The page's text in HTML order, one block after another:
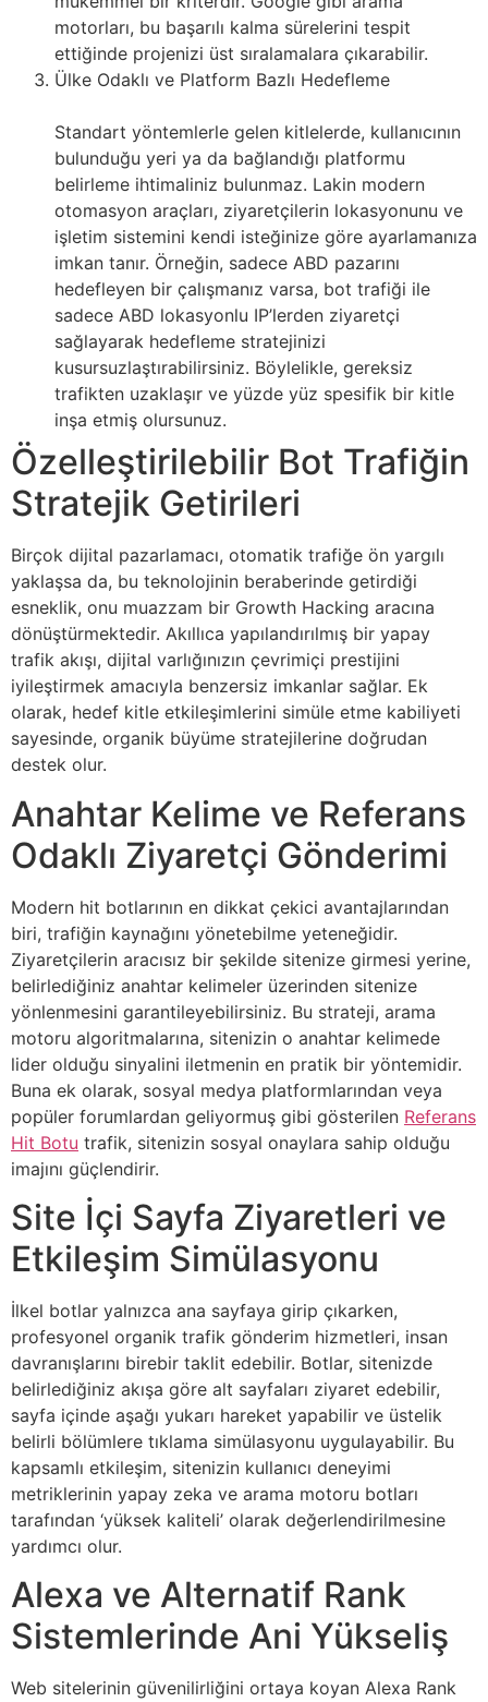
motorları, bu başarılı kalma sürelerini tespit
ettiğinde projenizi üst sıralamalara çıkarabilir.
Ülke Odaklı ve Platform Bazlı Hedefleme
Standart yöntemlerle gelen kitlelerde, kullanıcının
bulunduğu yeri ya da bağlandığı platformu
belirleme ihtimaliniz bulunmaz. Lakin modern
otomasyon araçları, ziyaretçilerin lokasyonunu ve
işletim sistemini kendi isteğinize göre ayarlamanıza
imkan tanır. Örneğin, sadece ABD pazarını
hedefleyen bir çalışmanız varsa, bot trafiği ile
sadece ABD lokasyonlu IP’lerden ziyaretçi
sağlayarak hedefleme stratejinizi
kusursuzlaştırabilirsiniz. Böylelikle, gereksiz
trafikten uzaklaşır ve yüzde yüz spesifik bir kitle
inşa etmiş olursunuz.
Özelleştirilebilir Bot Trafiğin
Stratejik Getirileri
Birçok dijital pazarlamacı, otomatik trafiğe ön yargılı
yaklaşsa da, bu teknolojinin beraberinde getirdiği
esneklik, onu muazzam bir Growth Hacking aracına
dönüştürmektedir. Akıllıca yapılandırılmış bir yapay
trafik akışı, dijital varlığınızın çevrimiçi prestijini
iyileştirmek amacıyla benzersiz imkanlar sağlar. Ek
olarak, hedef kitle etkileşimlerini simüle etme kabiliyeti
sayesinde, organik büyüme stratejilerine doğrudan
destek olur.
Anahtar Kelime ve Referans
Odaklı Ziyaretçi Gönderimi
Modern hit botlarının en dikkat çekici avantajlarından
biri, trafiğin kaynağını yönetebilme yeteneğidir.
Ziyaretçilerin aracısız bir şekilde sitenize girmesi yerine,
belirlediğiniz anahtar kelimeler üzerinden sitenize
yönlenmesini garantileyebilirsiniz. Bu strateji, arama
motoru algoritmalarına, sitenizin o anahtar kelimede
lider olduğu sinyalini iletmenin en pratik bir yöntemidir.
Buna ek olarak, sosyal medya platformlarından veya
popüler forumlardan geliyormuş gibi gösterilen Referans
Hit Botu trafik, sitenizin sosyal onaylara sahip olduğu
imajını güçlendirir.
Site İçi Sayfa Ziyaretleri ve
Etkileşim Simülasyonu
İlkel botlar yalnızca ana sayfaya girip çıkarken,
profesyonel organik trafik gönderim hizmetleri, insan
davranışlarını birebir taklit edebilir. Botlar, sitenizde
belirlediğiniz akışa göre alt sayfaları ziyaret edebilir,
sayfa içinde aşağı yukarı hareket yapabilir ve üstelik
belirli bölümlere tıklama simülasyonu uygulayabilir. Bu
kapsamlı etkileşim, sitenizin kullanıcı deneyimi
metriklerinin yapay zeka ve arama motoru botları
tarafından ‘yüksek kaliteli’ olarak değerlendirilmesine
yardımcı olur.
Alexa ve Alternatif Rank
Sistemlerinde Ani Yükseliş
Web sitelerinin güvenilirliğini ortaya koyan Alexa Rank